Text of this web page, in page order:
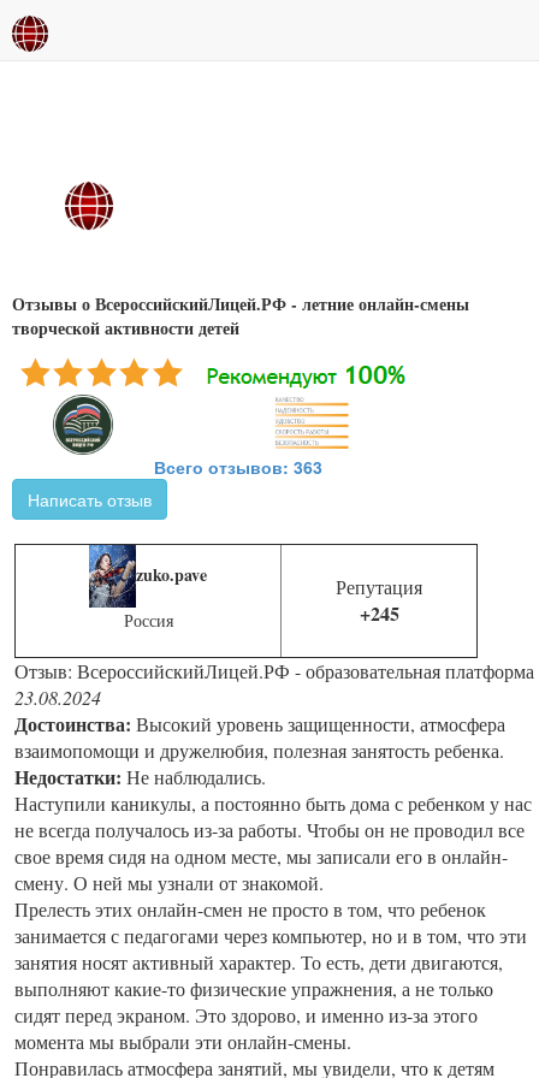
Отзывы о ВсероссийскийЛицей.РФ - летние онлайн-смены
творческой активности детей
Всего отзывов: 363
Написать отзыв
zuko.pave
Россия
Репутация
+245
Отзыв: ВсероссийскийЛицей.РФ - образовательная платформа
23.08.2024
Достоинства: Высокий уровень защищенности, атмосфера
взаимопомощи и дружелюбия, полезная занятость ребенка.
Недостатки: Не наблюдались.
Наступили каникулы, а постоянно быть дома с ребенком у нас
не всегда получалось из-за работы. Чтобы он не проводил все
свое время сидя на одном месте, мы записали его в онлайн-
смену. О ней мы узнали от знакомой.
Прелесть этих онлайн-смен не просто в том, что ребенок
занимается с педагогами через компьютер, но и в том, что эти
занятия носят активный характер. То есть, дети двигаются,
выполняют какие-то физические упражнения, а не только
сидят перед экраном. Это здорово, и именно из-за этого
момента мы выбрали эти онлайн-смены.
Понравилась атмосфера занятий, мы увидели, что к детям